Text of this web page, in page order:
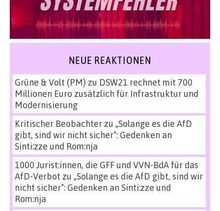
NEUE REAKTIONEN
Grüne & Volt (PM) zu DSW21 rechnet mit 700
Millionen Euro zusätzlich für Infrastruktur und
Modernisierung
Kritischer Beobachterzu „Solange es die AfD
gibt, sind wir nicht sicher“: Gedenken an
Sinti:zze und Rom:nja
1000 Jurist:innen, die GFF und VVN-BdA für das
AfD-Verbot zu „Solange es die AfD gibt, sind wir
nicht sicher“: Gedenken an Sinti:zze und
Rom:nja